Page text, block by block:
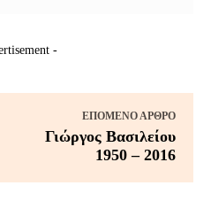
-
ΕΠΌΜΕΝΟ ΆΡΘΡΟ
Γιώργος Βασιλείου
1950 – 2016